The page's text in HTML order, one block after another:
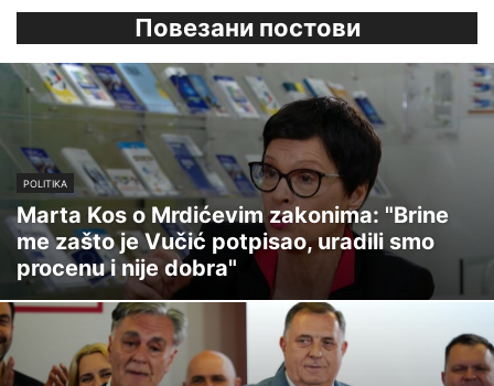
Повезани постови
POLITIKA
Marta Kos o Mrdićevim zakonima: "Brine
me zašto je Vučić potpisao, uradili smo
procenu i nije dobra"